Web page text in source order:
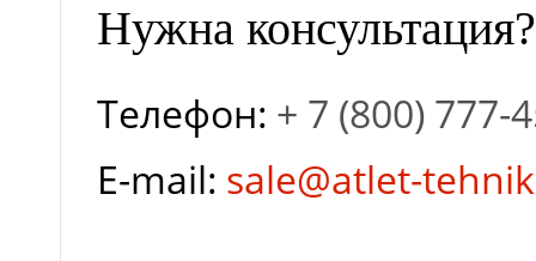
Нужна консультация?
Телефон: + 7 (800) 777-
E-mail: sale@atlet-